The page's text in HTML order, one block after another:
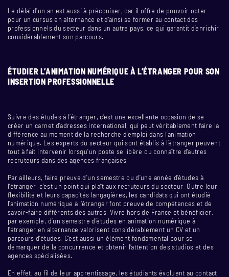
Le délai d’un an est aussi à préconiser, car il offre de pouvoir opter
pour un cursus en alternance et d’ainsi se former au contact des
professionnels du secteur dans un autre pays, ce qui garantit d’enrichir
considérablement son parcours.
ÉTUDIER L’ANIMATION NUMÉRIQUE À L’ÉTRANGER POUR SON
INSERTION PROFESSIONNELLE
Suivre des études à l’étranger, c’est une excellente occasion de se
créer un carnet d’adresses international, qui peut véritablement faire la
différence au moment de la recherche d’emploi dans l’animation
numérique. Les experts du secteur qui sont établis à l’étranger peuvent
tout à fait intervenir lorsqu’un poste se libère ou connaître d’autres
recruteurs dans des agences françaises.
Par ailleurs, faire preuve d’un semestre ou d’une année d’études à
l’étranger, c’est un point qui plaît aux recruteurs du secteur. Outre leur
flexibilité et leurs capacités langagières, les candidats qui ont étudié
l’animation numérique à l’étranger font preuve de compétences et de
savoir-faire différents des autres. Vivre hors de France et bénéficier,
par exemple, d’un semestre d’études en animation numérique à
l’étranger en alternance valorisent considérablement un CV et un
parcours d’études. C’est aussi un élément fondamental pour se
démarquer de la concurrence et obtenir l’attention des studios et des
agences spécialisées.
En effet, au fil de leur apprentissage, les étudiants évoluent au contact